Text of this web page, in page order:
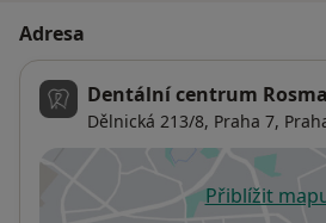
Adresa
Dentální centrum
Dělnická 213/8, Praha 7,
Přiblížitse